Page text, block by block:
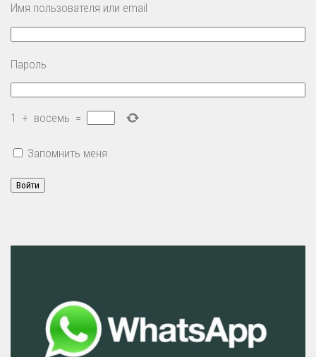
Имя пользователя или email
Пароль
1 + восемь =
Запомнить меня
Войти